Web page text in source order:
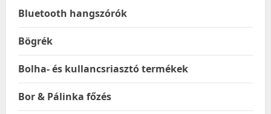
Bluetooth hangszórók
Bögrék
Bolha- és kullancsriasztó termékek
Bor & Pálinka főzés